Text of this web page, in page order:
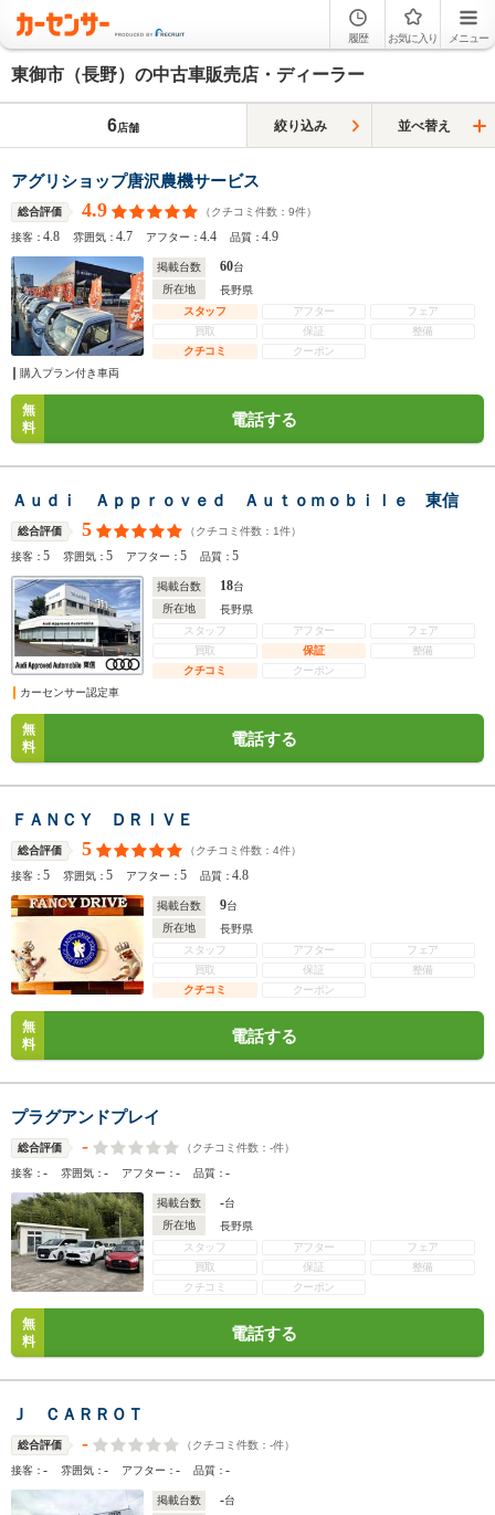
履歴 お気に入り メニュー
東御市（長野）の中古車販売店・ディーラー
6店舗 絞り込み 並べ替え
アグリショップ唐沢農機サービス
総合評価 4.9 （クチコミ件数： 9件）
接客：4.8 雰囲気：4.7 アフター：4.4 品質：4.9
掲載台数 60台
所在地
長野県
スタッフ
アフター
フェア
買取
保証
整備
クチコミ
クーポン
購入プラン付き車両
無
料
電話する
Ａｕｄｉ Ａｐｐｒｏｖｅｄ Ａｕｔｏｍｏｂｉｌｅ 東信
総合評価 5 （クチコミ件数： 1件）
接客：5 雰囲気：5 アフター：5 品質：5
掲載台数 18台
所在地
長野県
スタッフ
アフター
フェア
買取
保証
整備
クチコミ
クーポン
カーセンサー認定車
無
料
電話する
ＦＡＮＣＹ ＤＲＩＶＥ
総合評価 5 （クチコミ件数： 4件）
接客：5 雰囲気：5 アフター：5 品質：4.8
掲載台数 9台
所在地
長野県
スタッフ
アフター
フェア
買取
保証
整備
クチコミ
クーポン
無
料
電話する
プラグアンドプレイ
総合評価 - （クチコミ件数： -件）
接客：- 雰囲気：- アフター：- 品質：-
掲載台数 -台
所在地
長野県
スタッフ
アフター
フェア
買取
保証
整備
クチコミ
クーポン
無
料
電話する
Ｊ ＣＡＲＲＯＴ
総合評価 - （クチコミ件数： -件）
接客：- 雰囲気：- アフター：- 品質：-
掲載台数 -台